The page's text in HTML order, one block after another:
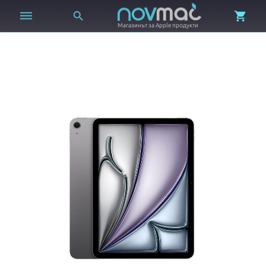
 
Магазинът за Apple продукти
